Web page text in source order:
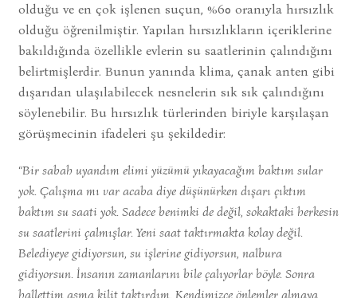
olduğu ve en çok işlenen suçun, %60 oranıyla hırsızlık
olduğu öğrenilmiştir. Yapılan hırsızlıkların içeriklerine
bakıldığında özellikle evlerin su saatlerinin çalındığını
belirtmişlerdir. Bunun yanında klima, çanak anten gibi
dışarıdan ulaşılabilecek nesnelerin sık sık çalındığını
söylenebilir. Bu hırsızlık türlerinden biriyle karşılaşan
görüşmecinin ifadeleri şu şekildedir:
“Bir sabah uyandım elimi yüzümü yıkayacağım baktım sular
yok. Çalışma mı var acaba diye düşünürken dışarı çıktım
baktım su saati yok. Sadece benimki de değil, sokaktaki herkesin
su saatlerini çalmışlar. Yeni saat taktırmakta kolay değil.
Belediyeye gidiyorsun, su işlerine gidiyorsun, nalbura
gidiyorsun. İnsanın zamanlarını bile çalıyorlar böyle. Sonra
hallettim asma kilit taktırdım. Kendimizce önlemler almaya